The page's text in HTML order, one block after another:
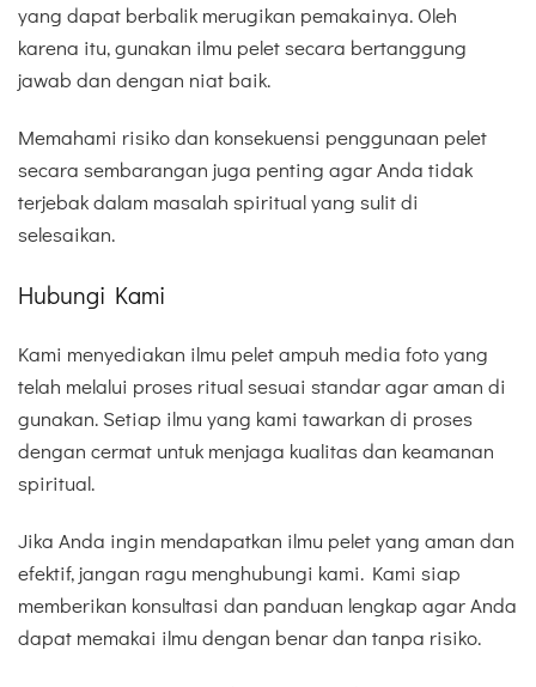
yang dapat berbalik merugikan pemakainya. Oleh
karena itu, gunakan ilmu pelet secara bertanggung
jawab dan dengan niat baik.
Memahami risiko dan konsekuensi penggunaan pelet
secara sembarangan juga penting agar Anda tidak
terjebak dalam masalah spiritual yang sulit di
selesaikan.
Hubungi Kami
Kami menyediakan ilmu pelet ampuh media foto yang
telah melalui proses ritual sesuai standar agar aman di
gunakan. Setiap ilmu yang kami tawarkan di proses
dengan cermat untuk menjaga kualitas dan keamanan
spiritual.
Jika Anda ingin mendapatkan ilmu pelet yang aman dan
efektif, jangan ragu menghubungi kami. Kami siap
memberikan konsultasi dan panduan lengkap agar Anda
dapat memakai ilmu dengan benar dan tanpa risiko.